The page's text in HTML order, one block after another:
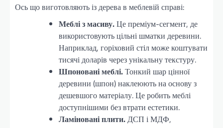
Ось що виготовляють із дерева в меблевій справі:
Меблі з масиву.Це преміум-сегмент, де
використовують цільні шматки деревини.
Наприклад, горіховий стіл може коштувати
тисячі доларів через унікальну текстуру.
Шпоновані меблі.Тонкий шар цінної
деревини (шпон) наклеюють на основу з
дешевшого матеріалу. Це робить меблі
доступнішими без втрати естетики.
Ламіновані плити.ДСП і МДФ,